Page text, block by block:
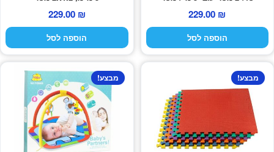
משחקי חצר לגן ילדים
פופים
229.00 ₪
הוספה לסל
229.00 ₪
הוספה לסל
מבצע! מבצע!